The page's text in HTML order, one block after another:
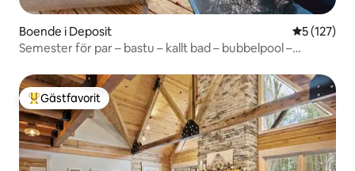
Boende i Deposit 5 av 5 i
5 (127)
Semester för par – bastu – kallt bad – bubbelpool –
Populär gästfavorit
Gästfavorit